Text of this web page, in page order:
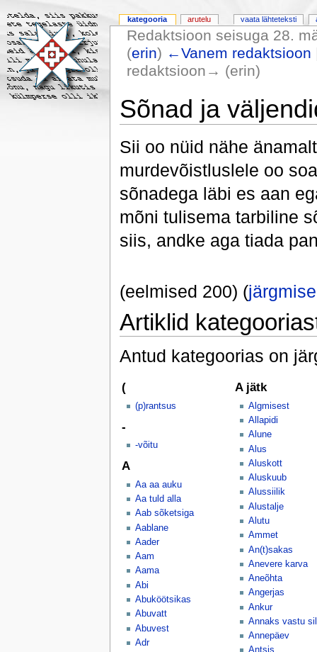
Redaktsioon seisuga 28.
(erin) ←Vanem redaktsioon
redaktsioon→ (erin)
Sõnad ja
Sii oo nüid nähe
murdevõistluslele oo
sõnadega läbi es aan
mõni tulisema tarbiline
siis, andke aga tiada
(eelmised 200) (
Artiklid
Antud kategoorias on
(
(p)rantsus
-
-võitu
A
Aa aa auku
Aa tuld alla
Aab sõketsiga
Aablane
Aader
Aam
Aama
Abi
Abuköötsikas
Abuvatt
Abuvest
Adr
A jätk
Algmisest
Allapidi
Alune
Alus
Aluskott
Aluskuub
Alussiilik
Alustalje
Alutu
Ammet
An(t)sakas
Anevere karva
Aneõhta
Angerjas
Ankur
Annaks vastu
Annepäev
kategooria arutelu vaata lähteteksti